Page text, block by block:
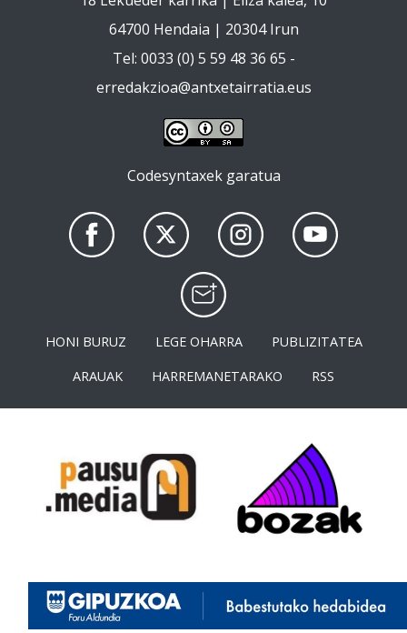
64700 Hendaia | 20304 Irun
Tel: 0033 (0) 5 59 48 36 65 -
erredakzioa@antxetairratia.eus
Codesyntaxek garatua
HONI BURUZ LEGE OHARRA
PUBLIZITATEA
ARAUAK
HARREMANETARAKO RSS